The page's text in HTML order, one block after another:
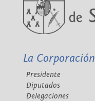
La Corporación
Presidente
Diputados
Delegaciones